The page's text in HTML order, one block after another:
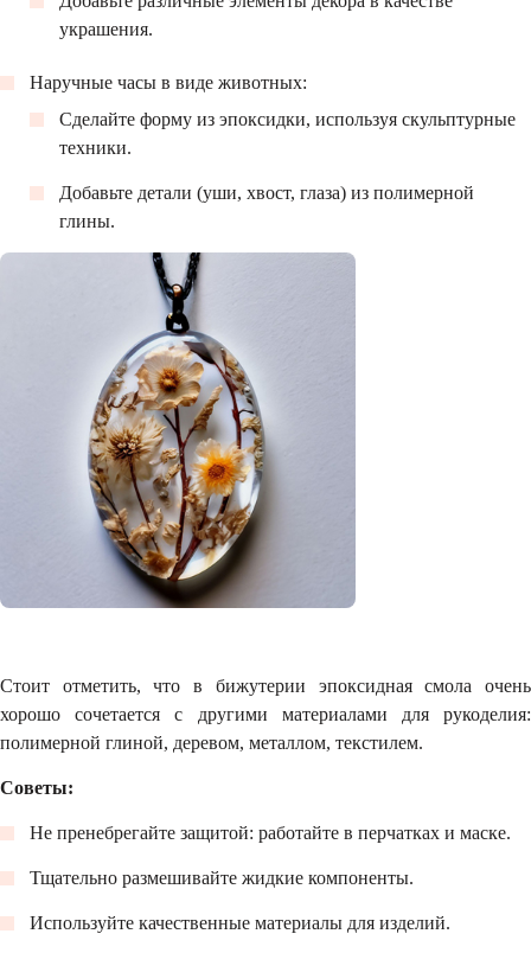
украшения.
Наручные часы в виде животных:
Сделайте форму из эпоксидки, используя скульптурные
техники.
Добавьте детали (уши, хвост, глаза) из полимерной
глины.
Стоит отметить, что в бижутерии эпоксидная смола очень
хорошо сочетается с другими материалами для рукоделия:
полимерной глиной, деревом, металлом, текстилем.
Советы:
Не пренебрегайте защитой: работайте в перчатках и маске.
Тщательно размешивайте жидкие компоненты.
Используйте качественные материалы для изделий.